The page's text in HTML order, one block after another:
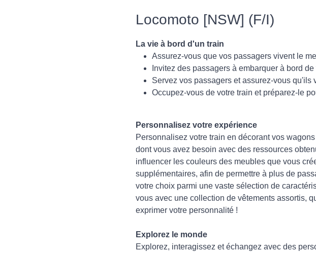
Locomoto [NSW] (F/I)
La vie à bord d'un train
Assurez-vous que vos passagers vivent le
Invitez des passagers à embarquer à bord
Servez vos passagers et assurez-vous qu'ils
Occupez-vous de votre train et préparez-le
Personnalisez votre expérience
Personnalisez votre train en décorant vos
dont vous avez besoin avec des ressources
influencer les couleurs des meubles que vous
supplémentaires, afin de permettre à plus de
votre choix parmi une vaste sélection de
vous avec une collection de vêtements assortis,
exprimer votre personnalité !
Explorez le monde
Explorez, interagissez et échangez avec des